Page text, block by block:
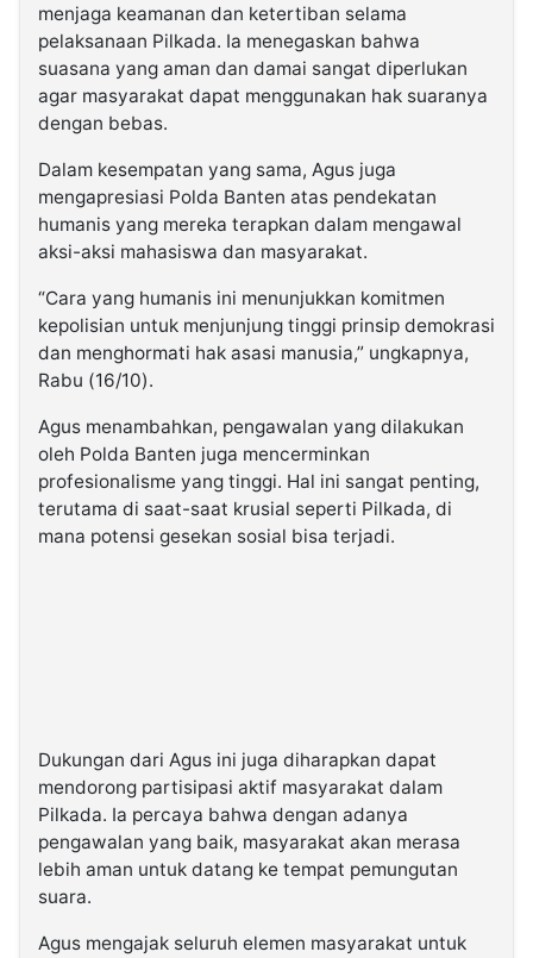
menjaga keamanan dan ketertiban selama
pelaksanaan Pilkada. Ia menegaskan bahwa
suasana yang aman dan damai sangat diperlukan
agar masyarakat dapat menggunakan hak suaranya
dengan bebas.
Dalam kesempatan yang sama, Agus juga
mengapresiasi Polda Banten atas pendekatan
humanis yang mereka terapkan dalam mengawal
aksi-aksi mahasiswa dan masyarakat.
“Cara yang humanis ini menunjukkan komitmen
kepolisian untuk menjunjung tinggi prinsip demokrasi
dan menghormati hak asasi manusia,” ungkapnya,
Rabu (16/10).
Agus menambahkan, pengawalan yang dilakukan
oleh Polda Banten juga mencerminkan
profesionalisme yang tinggi. Hal ini sangat penting,
terutama di saat-saat krusial seperti Pilkada, di
mana potensi gesekan sosial bisa terjadi.
Dukungan dari Agus ini juga diharapkan dapat
mendorong partisipasi aktif masyarakat dalam
Pilkada. Ia percaya bahwa dengan adanya
pengawalan yang baik, masyarakat akan merasa
lebih aman untuk datang ke tempat pemungutan
suara.
Agus mengajak seluruh elemen masyarakat untuk